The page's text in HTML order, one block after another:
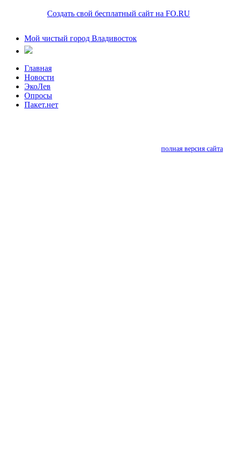
Создать свой бесплатный сайт на FO.RU
Мой чистый город Владивосток
Главная
Новости
ЭкоЛев
Опросы
Пакет.нет
полная версия сайта